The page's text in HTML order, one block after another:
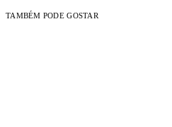
TAMBÉM PODE GOSTAR